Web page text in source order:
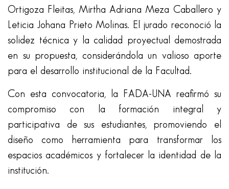
Ortigoza Fleitas, Mirtha Adriana Meza Caballero y
Leticia Johana Prieto Molinas. El jurado reconoció la
solidez técnica y la calidad proyectual demostrada
en su propuesta, considerándola un valioso aporte
para el desarrollo institucional de la Facultad.
Con esta convocatoria, la FADA-UNA reafirmó su
compromiso con la formación integral y
participativa de sus estudiantes, promoviendo el
diseño como herramienta para transformar los
espacios académicos y fortalecer la identidad de la
institución.